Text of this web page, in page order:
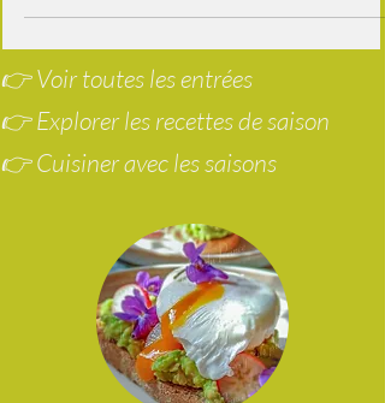
👉 Voir toutes les entrées
👉 Explorer les recettes de saison
👉 Cuisiner avec les saisons